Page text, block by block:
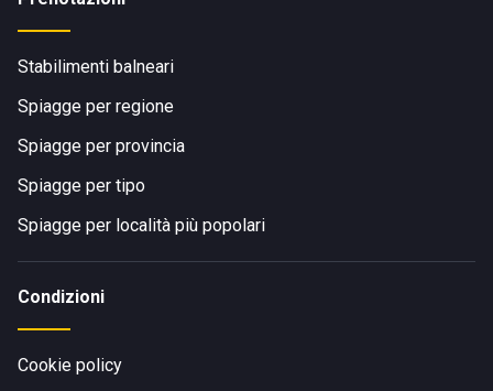
Stabilimenti balneari
Spiagge per regione
Spiagge per provincia
Spiagge per tipo
Spiagge per località più popolari
Condizioni
Cookie policy